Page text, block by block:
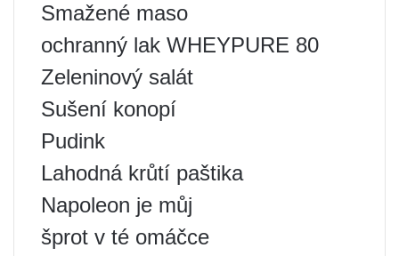
Smažené maso
ochranný lak WHEYPURE 80
Zeleninový salát
Sušení konopí
Pudink
Lahodná krůtí paštika
Napoleon je můj
šprot v té omáčce